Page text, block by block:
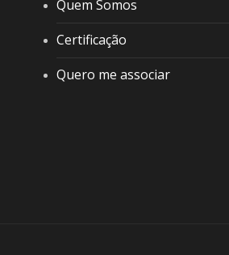
Quem Somos
Certificação
Quero me associar